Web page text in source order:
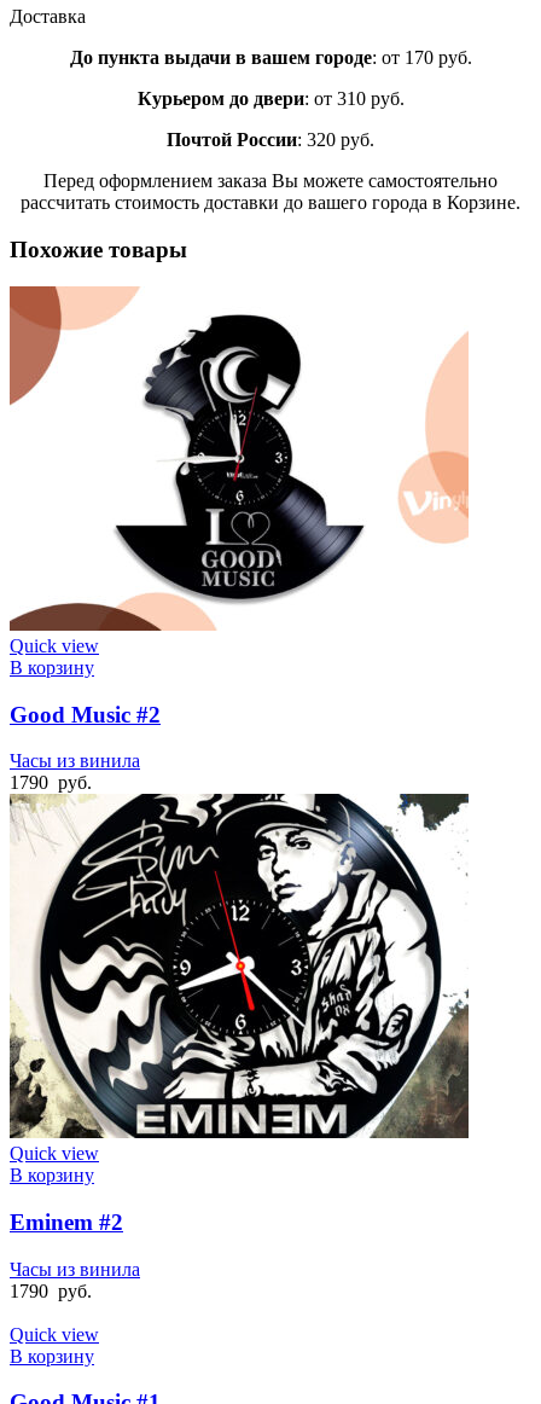
Доставка
До пункта выдачи в вашем городе: от 170 руб.
Курьером до двери: от 310 руб.
Почтой России: 320 руб.
Перед оформлением заказа Вы можете самостоятельно
рассчитать стоимость доставки до вашего города в Корзине.
Похожие товары
Quick view
В корзину
Good Music #2
Часы из винила
1790 руб.
Quick view
В корзину
Eminem #2
Часы из винила
1790 руб.
Quick view
В корзину